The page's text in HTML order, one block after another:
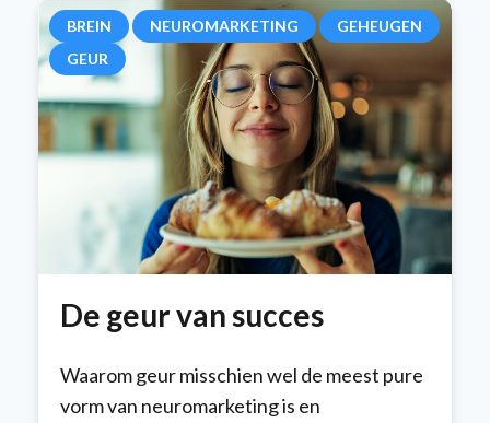
BREIN NEUROMARKETING
GEHEUGEN
GEUR
De geur van succes
Waarom geur misschien wel de meest pure
vorm van neuromarketing is en